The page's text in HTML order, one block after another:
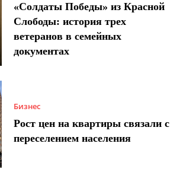
«Солдаты Победы» из Красной
Слободы: история трех
ветеранов в семейных
документах
Бизнес
Рост цен на квартиры связали с
переселением населения